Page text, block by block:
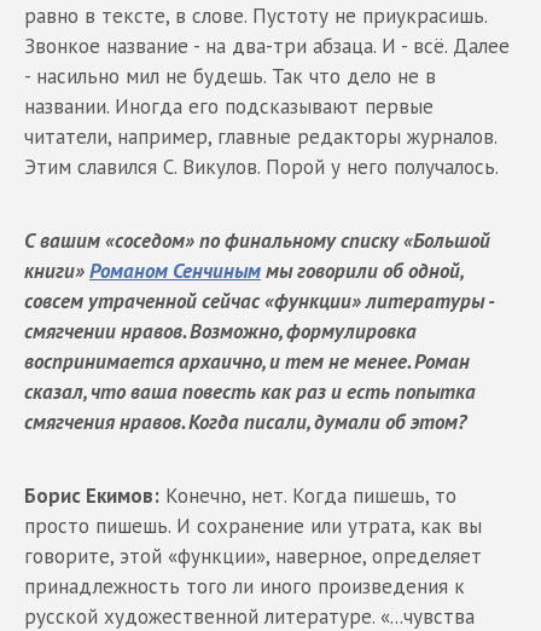
равно в тексте, в слове. Пустоту не приукрасишь.
Звонкое название - на два-три абзаца. И - всё. Далее
- насильно мил не будешь. Так что дело не в
названии. Иногда его подсказывают первые
читатели, например, главные редакторы журналов.
Этим славился С. Викулов. Порой у него получалось.
С вашим «соседом» по финальному списку «Большой
книги»Романом Сенчиныммы говорили об одной,
совсем утраченной сейчас «функции» литературы -
смягчении нравов. Возможно, формулировка
воспринимается архаично, и тем не менее. Роман
сказал, что ваша повесть как раз и есть попытка
смягчения нравов. Когда писали, думали об этом?
Борис Екимов: Конечно, нет. Когда пишешь, то
просто пишешь. И сохранение или утрата, как вы
говорите, этой «функции», наверное, определяет
принадлежность того ли иного произведения к
русской художественной литературе. «...чувства